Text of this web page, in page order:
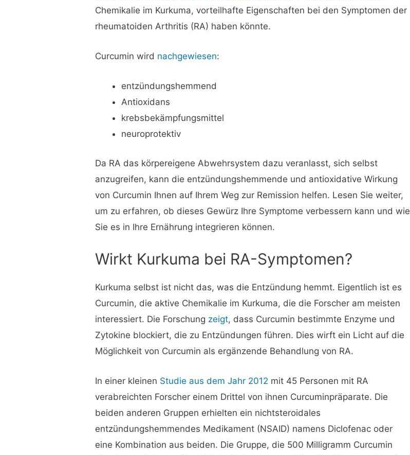
Chemikalie im Kurkuma, vorteilhafte Eigenschaften bei den Symptomen der
rheumatoiden Arthritis (RA) haben könnte.
Curcumin wird nachgewiesen:
entzündungshemmend
Antioxidans
krebsbekämpfungsmittel
neuroprotektiv
Da RA das körpereigene Abwehrsystem dazu veranlasst, sich selbst
anzugreifen, kann die entzündungshemmende und antioxidative Wirkung
von Curcumin Ihnen auf Ihrem Weg zur Remission helfen. Lesen Sie weiter,
um zu erfahren, ob dieses Gewürz Ihre Symptome verbessern kann und wie
Sie es in Ihre Ernährung integrieren können.
Wirkt Kurkuma bei RA-Symptomen?
Kurkuma selbst ist nicht das, was die Entzündung hemmt. Eigentlich ist es
Curcumin, die aktive Chemikalie im Kurkuma, die die Forscher am meisten
interessiert. Die Forschung zeigt, dass Curcumin bestimmte Enzyme und
Zytokine blockiert, die zu Entzündungen führen. Dies wirft ein Licht auf die
Möglichkeit von Curcumin als ergänzende Behandlung von RA.
In einer kleinen Studie aus dem Jahr 2012 mit 45 Personen mit RA
verabreichten Forscher einem Drittel von ihnen Curcuminpräparate. Die
beiden anderen Gruppen erhielten ein nichtsteroidales
entzündungshemmendes Medikament (NSAID) namens Diclofenac oder
eine Kombination aus beiden. Die Gruppe, die 500 Milligramm Curcumin